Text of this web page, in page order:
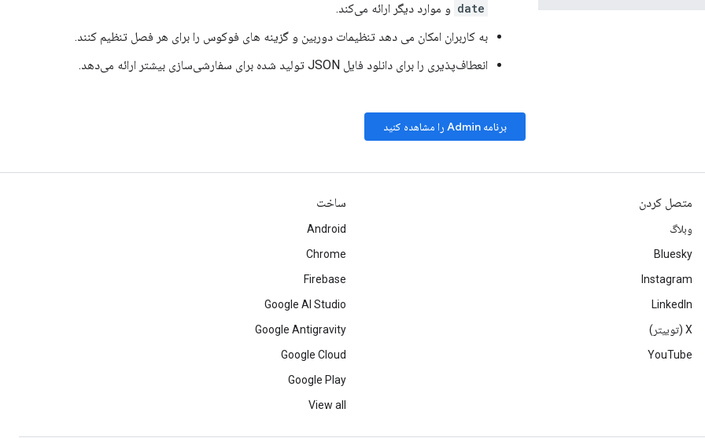
date و موارد دیگر ارائه می‌کند.
به کاربران امکان می دهد تنظیمات دوربین و گزینه های فوکوس را برای هر فصل تنظیم کنند.
انعطاف‌پذیری را برای دانلود فایل JSON تولید شده برای سفارشی‌سازی بیشتر ارائه می‌دهد.
برنامه Admin را مشاهده کنید
متصل کردن
وبلاگ
Bluesky
Instagram
LinkedIn
‫X (توییتر)
YouTube
ساخت
Android
Chrome
Firebase
Google AI Studio
Google Antigravity
Google Cloud
Google Play
View all